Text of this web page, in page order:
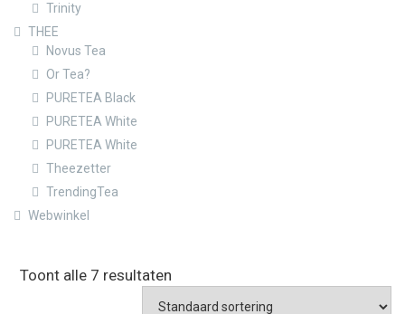
Trinity
THEE
Novus Tea
Or Tea?
PURETEA Black
PURETEA White
PURETEA White
Theezetter
TrendingTea
Webwinkel
Toont alle 7 resultaten